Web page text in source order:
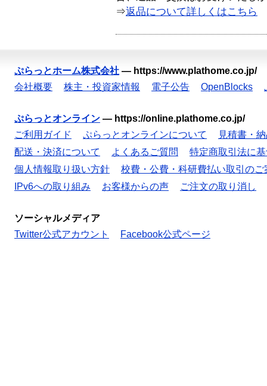
⇒返品について詳しくはこちら
ぷらっとホーム株式会社 — https://www.plathome.co.jp/
会社概要
株主・投資家情報 電子公告 OpenBlocks
ぷらっとオンライン — https://online.plathome.co.jp/
ご利用ガイド
ぷらっとオンラインについて
見積書・
配送・決済について
よくあるご質問
特定商取引法に
個人情報取り扱い方針
校費・公費・科研費払い取引のご
IPv6への取り組み
お客様からの声 ご注文の取り消し
ソーシャルメディア
Twitter公式アカウント
Facebook公式ページ